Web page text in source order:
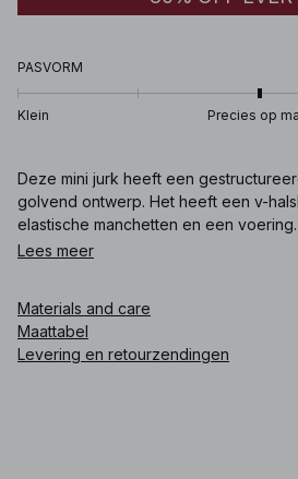
PASVORM
Klein Precies op
Deze mini jurk heeft een
golvend ontwerp. Het heeft een v-
elastische manchetten en een
groen.
Lees meer
Materials and care
Maattabel
Levering en retourzendingen